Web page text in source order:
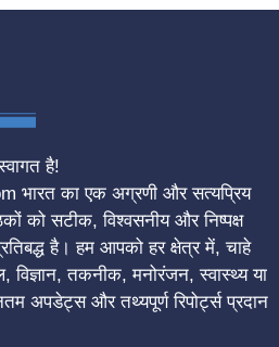
है!
भारत का एक अग्रणी और सत्यप्रिय
को सटीक, विश्वसनीय और निष्पक्ष
है। हम आपको हर क्षेत्र में, चाहे
विज्ञान, तकनीक, मनोरंजन, स्वास्थ्य या
अपडेट्स और तथ्यपूर्ण रिपोर्ट्स प्रदान